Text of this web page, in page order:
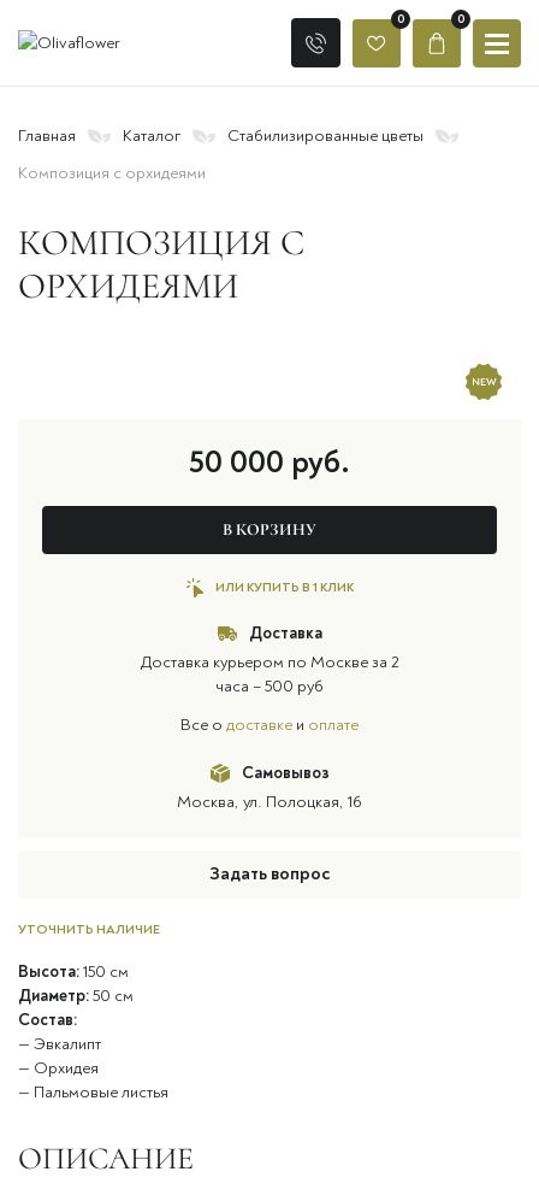
0 0
Главная Каталог
Стабилизированные цветы
Композиция с орхидеями
КОМПОЗИЦИЯ С
ОРХИДЕЯМИ
50 000 руб.
В КОРЗИНУ
ИЛИ КУПИТЬ В 1 КЛИК
Доставка
Доставка курьером по Москве за 2
часа – 500 руб
Все о доставке и оплате
Самовывоз
Москва, ул. Полоцкая, 16
УТОЧНИТЬ НАЛИЧИЕ
Высота:150 см
Диаметр:50 см
Состав:
— Эвкалипт
— Орхидея
— Пальмовые листья
Задать вопрос
ОПИСАНИЕ